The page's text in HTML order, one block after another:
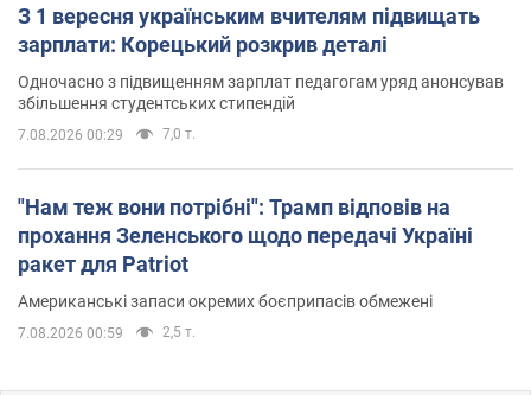
З 1 вересня українським вчителям підвищать
зарплати: Корецький розкрив деталі
Одночасно з підвищенням зарплат педагогам уряд анонсував
збільшення студентських стипендій
7.08.2026 00:29 7,0 т.
"Нам теж вони потрібні": Трамп відповів на
прохання Зеленського щодо передачі Україні
ракет для Patriot
Американські запаси окремих боєприпасів обмежені
7.08.2026 00:59 2,5 т.